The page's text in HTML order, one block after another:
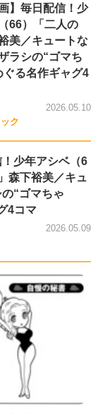
】毎日配信！少
66）「二人の
美／キュートな
ラシの“ゴマち
ぐる名作ギャグ4
ク
2026.05.10
！少年アシベ（6
森下裕美／キュ
“ゴマちゃ
4コマ
2026.05.09